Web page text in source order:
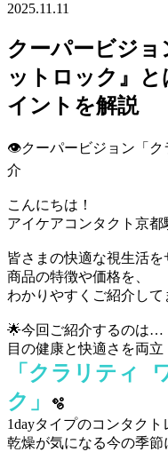
2025.11.11
クーパービジ
ットロック』
イントを解説
👁クーパービジョン「ク
介
こんにちは！
アイケアコンタクト京都
皆さまの快適な視生活
商品の特徴や価格を、
わかりやすくご紹介して
🌟今回ご紹介するのは…
目の健康と快適さを両立
「クラリティ
ク」
🫧
1dayタイプのコンタクト
乾燥が気になる今の季節